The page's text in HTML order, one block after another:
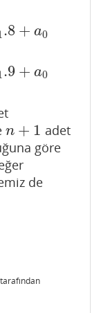
.8 + a0
.9 + a0
n + 1
n+1
adet
göre
de
tarafından